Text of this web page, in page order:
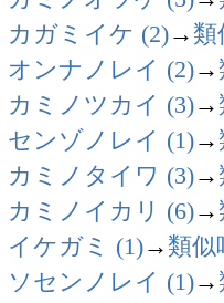
カガミイケ (2)→ 類
オンナノレイ (2)→
カミノツカイ (3)→
センゾノレイ (1)→
カミノタイワ (3)→
カミノイカリ (6)→
イケガミ (1)→ 類似
ソセンノレイ (1)→